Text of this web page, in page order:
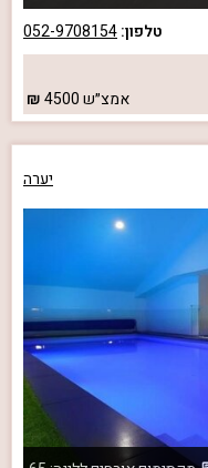
טלפון:052-9708154
אמצ״ש4500
יערה